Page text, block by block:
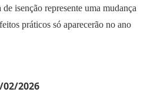
isenção represente uma mudança
práticos só aparecerão no ano
02/2026